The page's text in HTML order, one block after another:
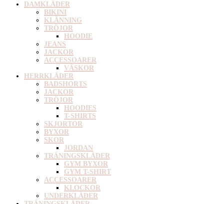
DAMKLÄDER
BIKINI
KLÄNNING
TRÖJOR
HOODIE
JEANS
JACKOR
ACCESSOARER
VÄSKOR
HERRKLÄDER
BADSHORTS
JACKOR
TRÖJOR
HOODIES
T-SHIRTS
SKJORTOR
BYXOR
SKOR
JORDAN
TRÄNINGSKLÄDER
GYM BYXOR
GYM T-SHIRT
ACCESSOARER
KLOCKOR
UNDERKLÄDER